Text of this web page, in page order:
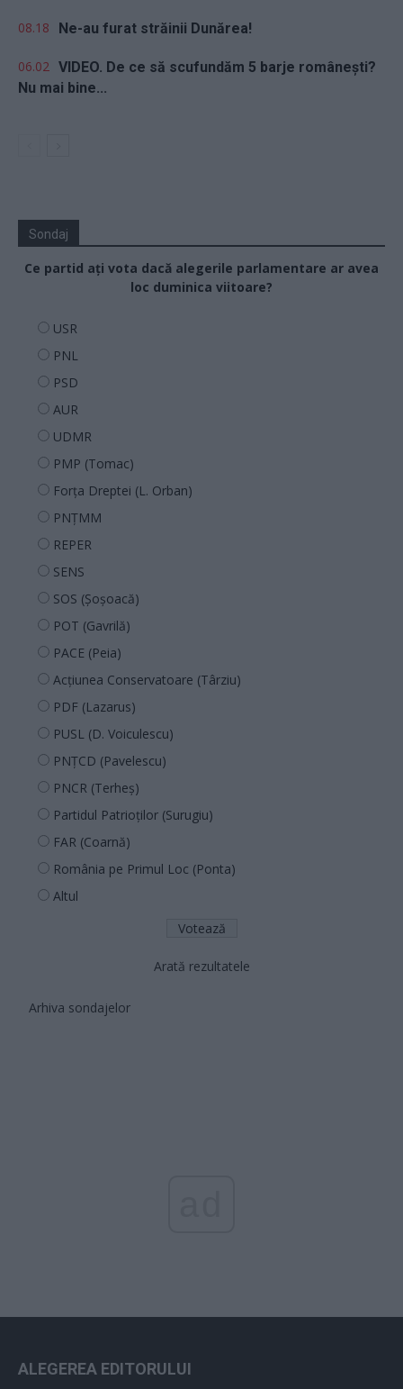
08.18 Ne-au furat străinii Dunărea!
06.02 VIDEO. De ce să scufundăm 5 barje românești?
Nu mai bine...
Sondaj
Ce partid ați vota dacă alegerile parlamentare ar avea
loc duminica viitoare?
USR
PNL
PSD
AUR
UDMR
PMP (Tomac)
Forța Dreptei (L. Orban)
PNȚMM
REPER
SENS
SOS (Șoșoacă)
POT (Gavrilă)
PACE (Peia)
Acțiunea Conservatoare (Târziu)
PDF (Lazarus)
PUSL (D. Voiculescu)
PNȚCD (Pavelescu)
PNCR (Terheș)
Partidul Patrioților (Surugiu)
FAR (Coarnă)
România pe Primul Loc (Ponta)
Altul
Arată rezultatele
Arhiva sondajelor
ALEGEREA EDITORULUI